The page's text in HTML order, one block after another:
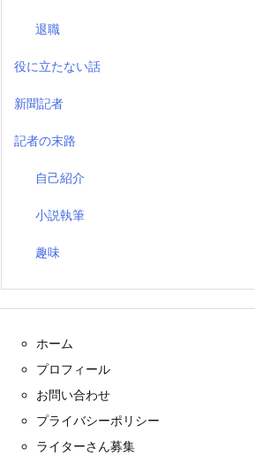
退職
役に立たない話
新聞記者
記者の末路
自己紹介
小説執筆
趣味
ホーム
プロフィール
お問い合わせ
プライバシーポリシー
ライターさん募集